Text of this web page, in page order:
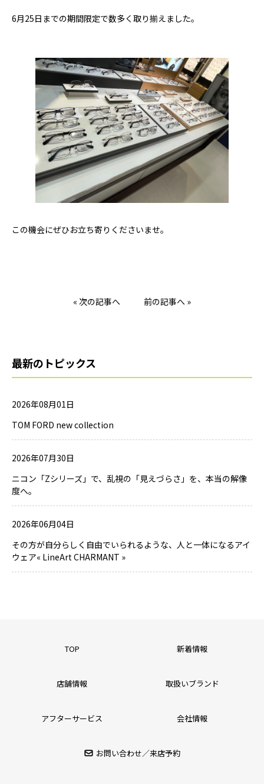
6月25日までの期間限定で数多く取り揃えました。
この機会にぜひお立ち寄りくださいませ。
« 次の記事へ 前の記事へ »
最新のトピックス
2026年08月01日
TOM FORD new collection
2026年07月30日
ニコン「Zシリーズ」で、乱視の「見えづらさ」を、本当の解像
度へ。
2026年06月04日
その方が自分らしく自由でいられるような、人と一体になるアイ
ウェア« LineArt CHARMANT »
TOP 新着情報
店舗情報 取扱いブランド
アフターサービス 会社情報
お問い合わせ／来店予約